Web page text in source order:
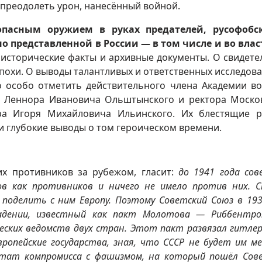
урон, нанесённый войной.
оружием в руках предателей,
представленной в России — в том числе и во
факты и архивные документы. О
О выводы талантливых и ответственных
отметить действительного члена Академии
Ивановича Ольштынского и ректора
Игоря Михайловича Ильинского. Их блестящие
выводы о том героическом времени.
за рубежом, гласит: до 1941 года
как противников и ничего не имело против них.
с ним Европу. Поэтому Советский Союз в
известный как пакт Молотова —
ведомств двух стран. Этот пакт развязал
государства, зная, что СССР не будет им
компромисса с фашизмом, на который пошёл